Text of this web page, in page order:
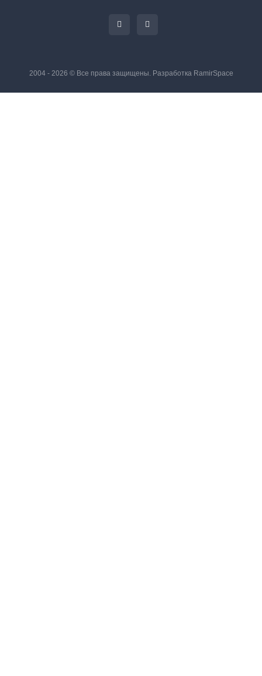
2004 - 2026 © Все права защищены. Разработка RamirSpace